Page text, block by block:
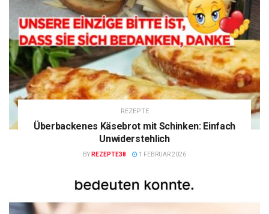
REZEPTE
Überbackenes Käsebrot mit Schinken: Einfach
Unwiderstehlich
BY REZEPTE38 1 FEBRUAR 2026